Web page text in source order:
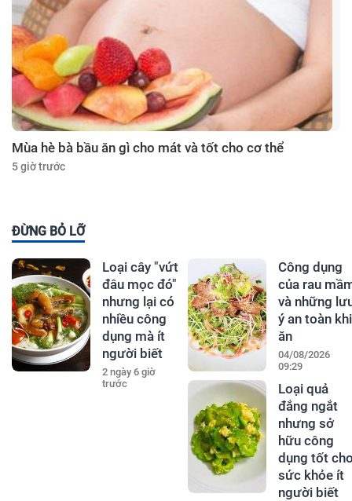
Mùa hè bà bầu ăn gì cho mát và tốt cho cơ thể
5 giờ trước
ĐỪNG BỎ LỠ
Loại cây "vứt
đâu mọc đó"
nhưng lại có
nhiều công
dụng mà ít
người biết
2 ngày 6 giờ
trước
Công dụng
của rau
và những
ý an toàn khi
ăn
04/08/2026
09:29
Loại quả
đắng ngắt
nhưng sở
hữu công
dụng tốt
sức khỏe ít
người biết